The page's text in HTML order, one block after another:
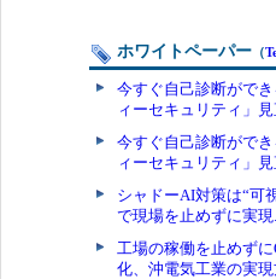
ホワイトペーパー （
今すぐ自己診断がで
ィーセキュリティ」
今すぐ自己診断がで
ィーセキュリティ」
シャドーAI対策は“可
で現場を止めずに実現...
工場の稼働を止めず
化、沖電気工業の実現